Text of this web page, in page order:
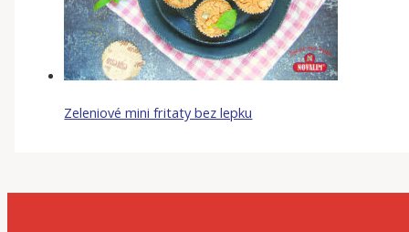
Zeleniové mini fritaty bez lepku